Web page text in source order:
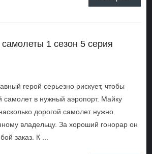
1 сезон 5 серия
герой серьезно рискует, чтобы
самолет в нужный аэропорт. Майку
дорогой самолет нужно
владельцу. За хороший гонорар он
заказ. К ...